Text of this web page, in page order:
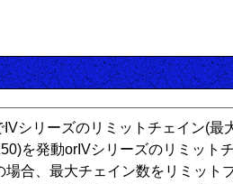
シリーズのリミットチェイン(最
を発動orIVシリーズのリミット
場合、最大チェイン数をリミット